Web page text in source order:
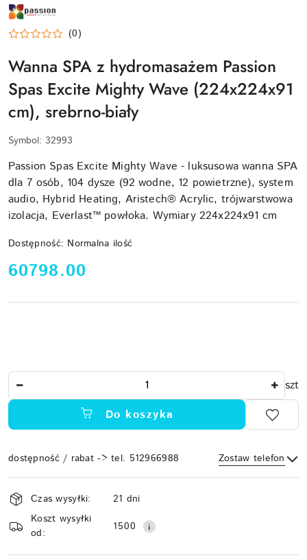
NAZWA
PRODUCENTA:
PASSION
SPAS (0)
Wanna SPA z hydromasażem Passion
Spas Excite Mighty Wave (224x224x91
cm), srebrno-biały
Symbol: 32993
Passion Spas Excite Mighty Wave - luksusowa wanna SPA
dla 7 osób, 104 dysze (92 wodne, 12 powietrzne), system
audio, Hybrid Heating, Aristech® Acrylic, trójwarstwowa
izolacja, Everlast™ powłoka. Wymiary 224x224x91 cm
Dostępność: Normalna ilość
cena:
60798.00
szt
Do koszyka
dostępność / rabat -> tel. 512966988 Zostaw telefon
Wyślij
Dostępność
i
dostawa
Czas wysyłki:
21 dni
Koszt wysyłki
od:
1500